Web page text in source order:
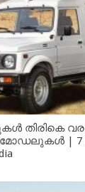
തിരികെ
| 7